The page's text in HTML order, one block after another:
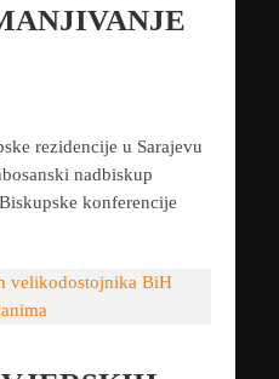
rezidencije u Sarajevu
nadbiskup
konferencije